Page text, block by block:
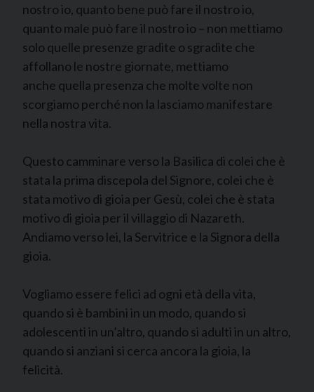
nostro io, quanto bene può fare il nostro io,
quanto male può fare il nostro io – non mettiamo
solo quelle presenze gradite o sgradite che
affollano le nostre giornate, mettiamo
anche quella presenza che molte volte non
scorgiamo perché non la lasciamo manifestare
nella nostra vita.
Questo camminare verso la Basilica di colei che è
stata la prima discepola del Signore, colei che è
stata motivo di gioia per Gesù, colei che è stata
motivo di gioia per il villaggio di Nazareth.
Andiamo verso lei, la Servitrice e la Signora della
gioia.
Vogliamo essere felici ad ogni età della vita,
quando si è bambini in un modo, quando si
adolescenti in un’altro, quando si adulti in un altro,
quando si anziani si cerca ancora la gioia, la
felicità.